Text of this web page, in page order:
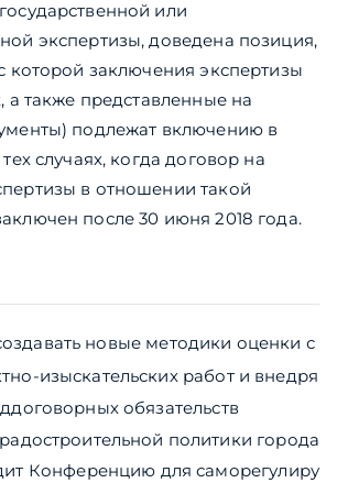
или
экспертизы, доведена позиция,
которой заключения экспертизы
а также представленные на
подлежат включению в
случаях, когда договор на
в отношении такой
после 30 июня 2018 года.
новые методики оценки с
изыскательских работ и внедря
обязательств
политики города
Конференцию для саморегулиру